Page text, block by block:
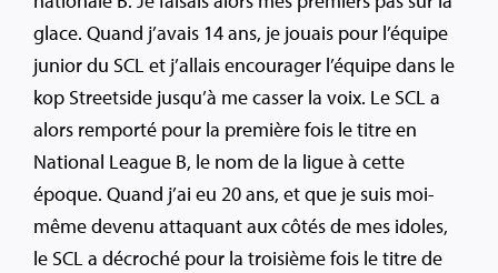
glace. Quand j’avais 14 ans, je jouais pour l’équipe
junior du SCL et j’allais encourager l’équipe dans le
kop Streetside jusqu’à me casser la voix. Le SCL a
alors remporté pour la première fois le titre en
National League B, le nom de la ligue à cette
époque. Quand j’ai eu 20 ans, et que je suis moi-
même devenu attaquant aux côtés de mes idoles,
le SCL a décroché pour la troisième fois le titre de